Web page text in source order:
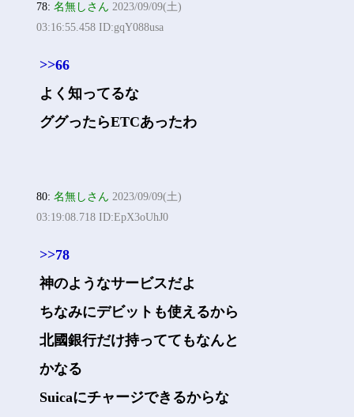
78:名無しさん 2023/09/09(土)
03:16:55.458 ID:gqY088usa
>>66
よく知ってるな
ググったらETCあったわ
80:名無しさん 2023/09/09(土)
03:19:08.718 ID:EpX3oUhJ0
>>78
神のようなサービスだよ
ちなみにデビットも使えるから
北國銀行だけ持っててもなんと
かなる
Suicaにチャージできるからな